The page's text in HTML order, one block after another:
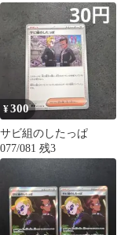
110/081
¥300
サビ組のしたっぱ
077/081 残3